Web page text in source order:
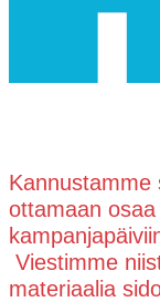
Kannustamme
ottamaan
Viestimme
materiaalia